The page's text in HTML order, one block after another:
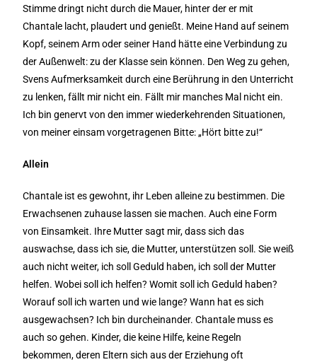
Stimme dringt nicht durch die Mauer, hinter der er mit
Chantale lacht, plaudert und genießt. Meine Hand auf seinem
Kopf, seinem Arm oder seiner Hand hätte eine Verbindung zu
der Außenwelt: zu der Klasse sein können. Den Weg zu gehen,
Svens Aufmerksamkeit durch eine Berührung in den Unterricht
zu lenken, fällt mir nicht ein. Fällt mir manches Mal nicht ein.
Ich bin genervt von den immer wiederkehrenden Situationen,
von meiner einsam vorgetragenen Bitte: „Hört bitte zu!“
Allein
Chantale ist es gewohnt, ihr Leben alleine zu bestimmen. Die
Erwachsenen zuhause lassen sie machen. Auch eine Form
von Einsamkeit. Ihre Mutter sagt mir, dass sich das
auswachse, dass ich sie, die Mutter, unterstützen soll. Sie weiß
auch nicht weiter, ich soll Geduld haben, ich soll der Mutter
helfen. Wobei soll ich helfen? Womit soll ich Geduld haben?
Worauf soll ich warten und wie lange? Wann hat es sich
ausgewachsen? Ich bin durcheinander. Chantale muss es
auch so gehen. Kinder, die keine Hilfe, keine Regeln
bekommen, deren Eltern sich aus der Erziehung oft